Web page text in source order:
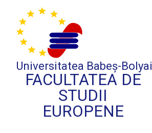
Universitatea Babeș-Bolyai
FACULTATEA DE
STUDII
EUROPENE